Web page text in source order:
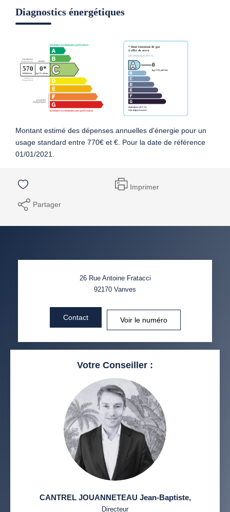
Diagnostics énergétiques
Montant estimé des dépenses annuelles d'énergie pour un
usage standard entre 770€ et €. Pour la date de référence
01/01/2021.
Imprimer
Partager
26 Rue Antoine Fratacci
92170 Vanves
Contact Voir le numéro
Votre Conseiller :
CANTREL JOUANNETEAU Jean-Baptiste,
Directeur